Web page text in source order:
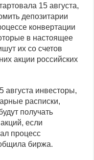
15 августа,
депозитарии
конвертации
в настоящее
их со счетов
акции российских
августа инвесторы,
расписки,
получать
если
процесс
биржа.